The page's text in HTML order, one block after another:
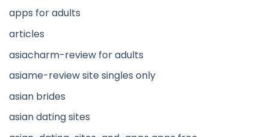
apps for adults
articles
asiacharm-review for adults
asiame-review site singles only
asian brides
asian dating sites